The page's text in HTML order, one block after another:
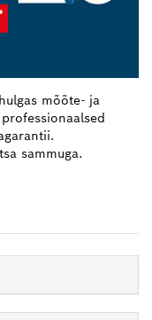
mõõte- ja
sammuga.